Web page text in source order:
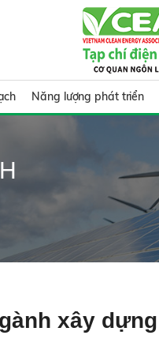
Năng lượng phát triển
xây dựng